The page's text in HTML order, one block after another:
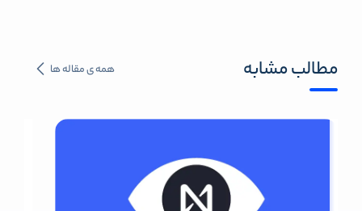
مطالب مشابه همه ی مقاله ها